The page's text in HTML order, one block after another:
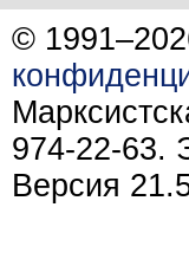
©
974-22-63.
Версия